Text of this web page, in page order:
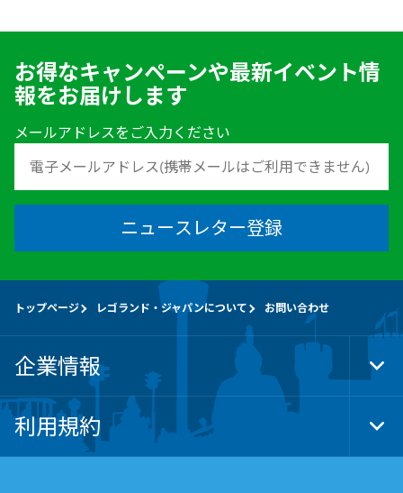
お得なキャンペーンや最新イベント情
報をお届けします
メールアドレスをご入力ください
ニュースレター登録
トップページ レゴランド・ジャパンについて お問い合わせ
企業情報
利用規約